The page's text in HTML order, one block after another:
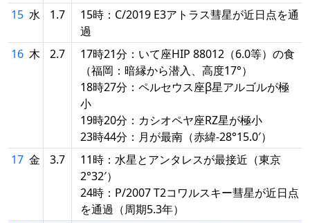
15 水 1.7
15時：C/2019 E3アトラス彗星が近日点を通
過
16 木 2.7
17時21分：いて座HIP 88012（6.0等）の食
（福岡：暗縁から潜入、高度17°）
18時27分：ペルセウス座β星アルゴルが極
小
19時20分：カシオペヤ座RZ星が極小
23時44分：月が最南（赤緯-28°15.0′）
17 金 3.7
11時：水星とアンタレスが最接近（東京
2°32′）
24時：P/2007 T2コワルスキー彗星が近日点
を通過（周期5.3年）